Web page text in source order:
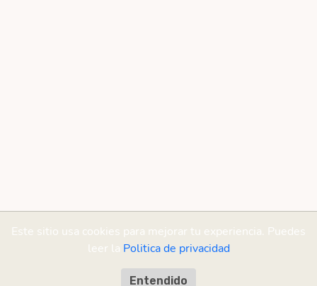
Este sitio usa cookies para mejorar tu experiencia. Puedes
leer la Politica de privacidad
Entendido